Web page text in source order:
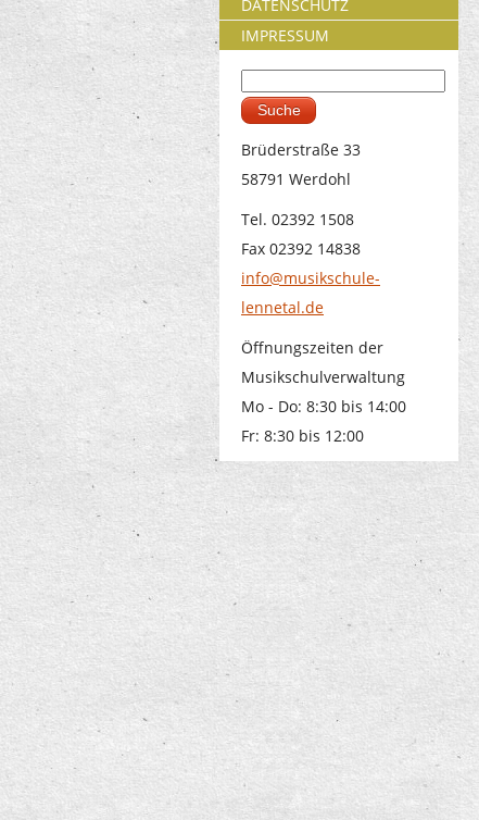
DATENSCHUTZ
IMPRESSUM
Suchformular
Brüderstraße 33
58791 Werdohl
Tel. 02392 1508
Fax 02392 14838
info@musikschule-
lennetal.de
Öffnungszeiten der
Musikschulverwaltung
Mo - Do: 8:30 bis 14:00
Fr: 8:30 bis 12:00